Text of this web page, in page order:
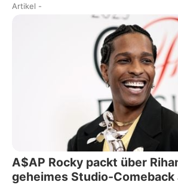
Artikel -
A$AP Rocky packt über
geheimes Studio-Comeback